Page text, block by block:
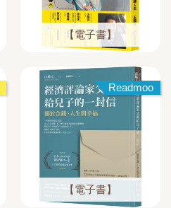
【電子書】
Readmoo
【電子書】